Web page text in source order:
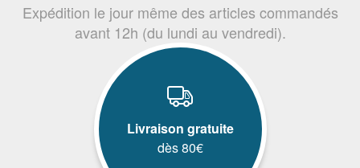
Expédition le jour même des articles commandés
avant 12h (du lundi au vendredi).
Livraison gratuite
dès 80€